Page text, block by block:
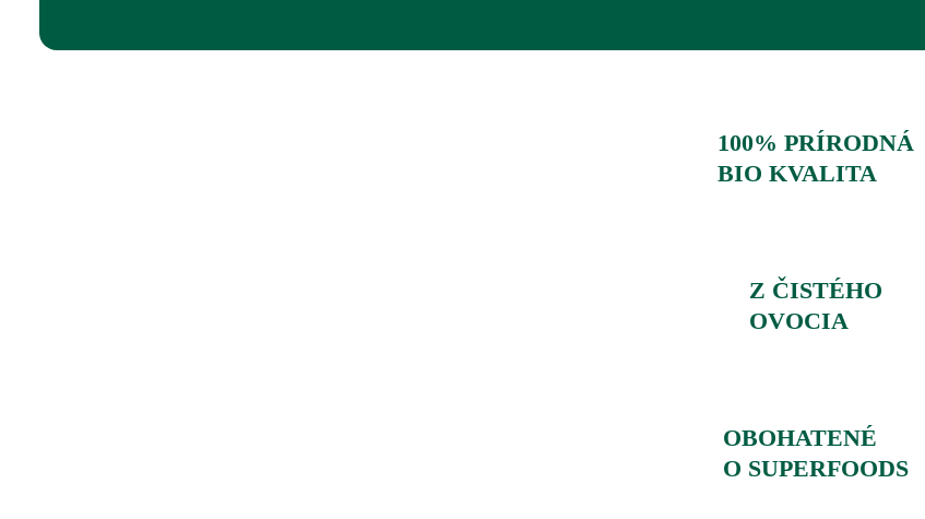
100% PRÍRODNÁ
BIO KVALITA
Z ČISTÉHO
OVOCIA
OBOHATENÉ
O SUPERFOODS